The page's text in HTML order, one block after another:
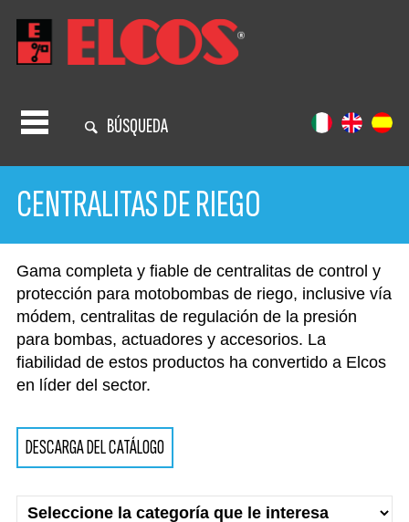
BÚSQUEDA
CENTRALITAS DE RIEGO
Gama completa y fiable de centralitas de control y
protección para motobombas de riego, inclusive vía
módem, centralitas de regulación de la presión
para bombas, actuadores y accesorios. La
fiabilidad de estos productos ha convertido a Elcos
en líder del sector.
DESCARGA DEL CATÁLOGO